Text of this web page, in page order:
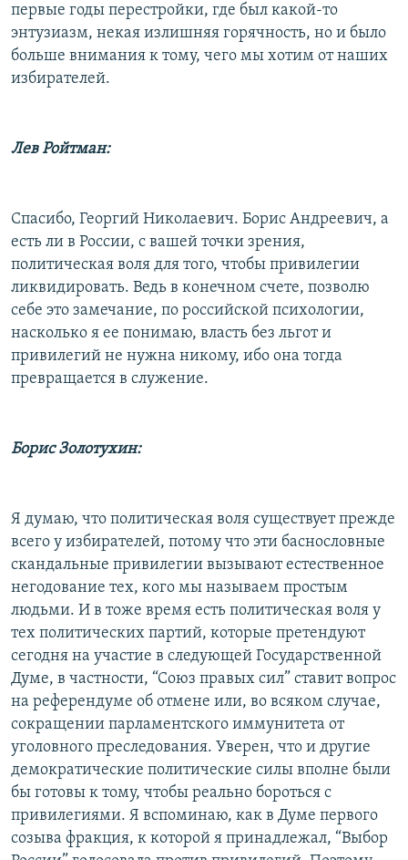
первые годы перестройки, где был какой-то
энтузиазм, некая излишняя горячность, но и было
больше внимания к тому, чего мы хотим от наших
избирателей.
Лев Ройтман:
Спасибо, Георгий Николаевич. Борис Андреевич, а
есть ли в России, с вашей точки зрения,
политическая воля для того, чтобы привилегии
ликвидировать. Ведь в конечном счете, позволю
себе это замечание, по российской психологии,
насколько я ее понимаю, власть без льгот и
привилегий не нужна никому, ибо она тогда
превращается в служение.
Борис Золотухин:
Я думаю, что политическая воля существует прежде
всего у избирателей, потому что эти баснословные
скандальные привилегии вызывают естественное
негодование тех, кого мы называем простым
людьми. И в тоже время есть политическая воля у
тех политических партий, которые претендуют
сегодня на участие в следующей Государственной
Думе, в частности, “Союз правых сил” ставит вопрос
на референдуме об отмене или, во всяком случае,
сокращении парламентского иммунитета от
уголовного преследования. Уверен, что и другие
демократические политические силы вполне были
бы готовы к тому, чтобы реально бороться с
привилегиями. Я вспоминаю, как в Думе первого
созыва фракция, к которой я принадлежал, “Выбор